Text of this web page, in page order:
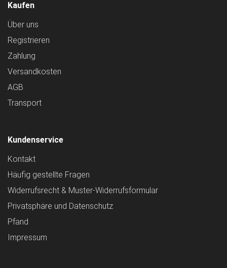
Kaufen
Über uns
Registrieren
Zahlung
Versandkosten
AGB
Transport
Kundenservice
Kontakt
Häufig gestellte Fragen
Widerrufsrecht & Muster-Widerrufsformular
Privatsphäre und Datenschutz
Pfand
Impressum